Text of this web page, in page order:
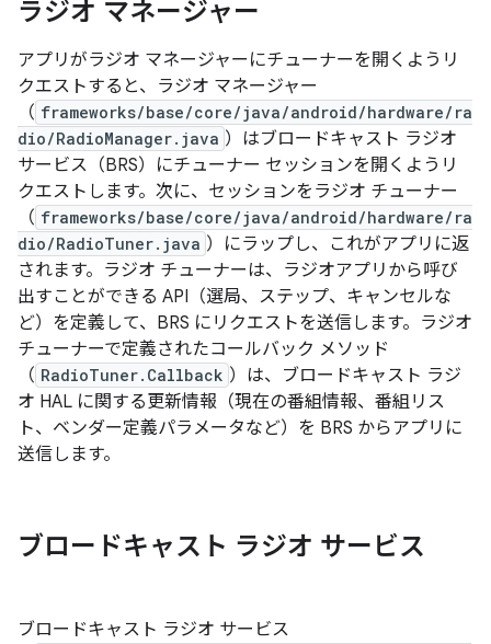
ラジオ マネージャー
アプリがラジオ マネージャーにチューナーを開くようリ
クエストすると、ラジオ マネージャー
（ frameworks/base/core/java/android/hardware/ra
dio/RadioManager.java ）はブロードキャスト ラジオ
サービス（BRS）にチューナー セッションを開くようリ
クエストします。次に、セッションをラジオ チューナー
（ frameworks/base/core/java/android/hardware/ra
dio/RadioTuner.java ）にラップし、これがアプリに返
されます。ラジオ チューナーは、ラジオアプリから呼び
出すことができる API（選局、ステップ、キャンセルな
ど）を定義して、BRS にリクエストを送信します。ラジオ
チューナーで定義されたコールバック メソッド
（ RadioTuner.Callback ）は、ブロードキャスト ラジ
オ HAL に関する更新情報（現在の番組情報、番組リス
ト、ベンダー定義パラメータなど）を BRS からアプリに
送信します。
ブロードキャスト ラジオ サービス
ブロードキャスト ラジオ サービス